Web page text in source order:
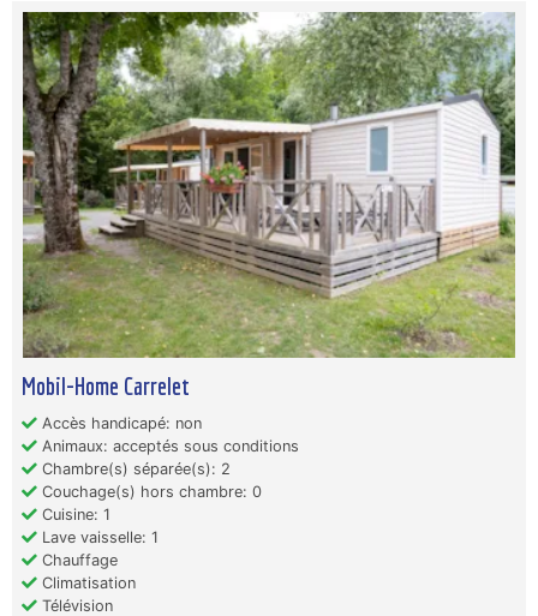
Mobil-Home Carrelet
Accès handicapé: non
Animaux: acceptés sous conditions
Chambre(s) séparée(s): 2
Couchage(s) hors chambre: 0
Cuisine: 1
Lave vaisselle: 1
Chauffage
Climatisation
Télévision